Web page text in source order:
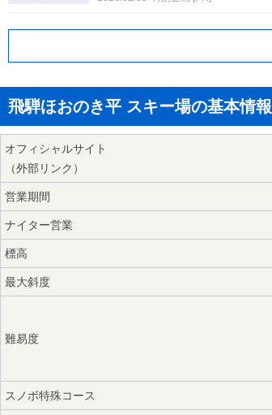
飛騨ほおのき平 スキー場の基本情報
オフィシャルサイト
（外部リンク）
営業期間
ナイター営業
標高
最大斜度
難易度
スノボ特殊コース